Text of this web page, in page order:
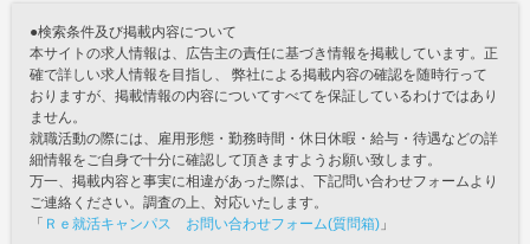
●検索条件及び掲載内容について
本サイトの求人情報は、広告主の責任に基づき情報を掲載しています。正
確で詳しい求人情報を目指し、 弊社による掲載内容の確認を随時行って
おりますが、掲載情報の内容についてすべてを保証しているわけではあり
ません。
就職活動の際には、雇用形態・勤務時間・休日休暇・給与・待遇などの詳
細情報をご自身で十分に確認して頂きますようお願い致します。
万一、掲載内容と事実に相違があった際は、下記問い合わせフォームより
ご連絡ください。調査の上、対応いたします。
「 Ｒｅ就活キャンパス お問い合わせフォーム(質問箱) 」